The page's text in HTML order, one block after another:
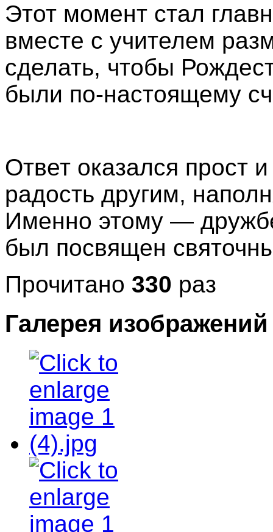
Этот момент стал
вместе с учителем
сделать, чтобы
были по-настоящему
Ответ оказался прост
радость другим,
Именно этому —
был посвящен
Прочитано 330 раз
Галерея изображений